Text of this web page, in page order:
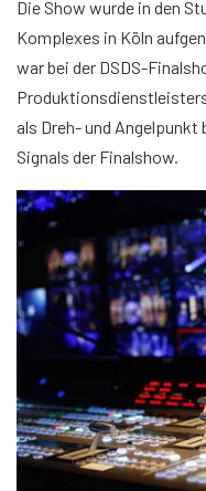
Die Show wurde in den
Komplexes in Köln
war bei der DSDS-
als Dreh- und Angelpunkt
Signals der Finalshow.